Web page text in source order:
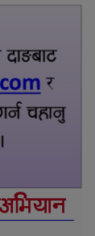
बैंकको
कथा
शिविर,